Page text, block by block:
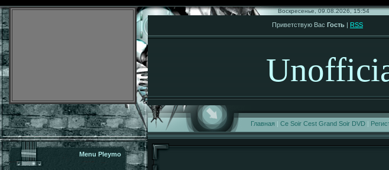
Воскресенье, 09.08.2026, 15:54
Приветствую Вас Гость | RSS
Главная | Ce Soir Cest Grand Soir DVD |
Menu Pleymo